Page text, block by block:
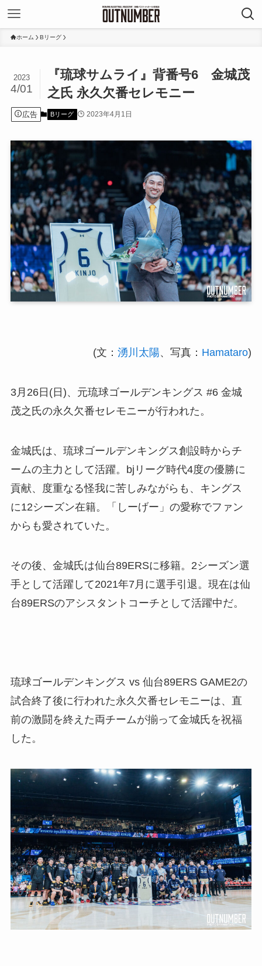
ホーム Bリーグ
『琉球サムライ』背番号6 金城茂
之氏 永久欠番セレモニー
2023
4/01
広告 Bリーグ 2023年4月1日
(文：湧川太陽、写真： Hamataro)
3月26日(日)、元琉球ゴールデンキングス #6 金城
茂之氏の永久欠番セレモニーが行われた。
金城氏は、琉球ゴールデンキングス創設時からチ
ームの主力として活躍。bjリーグ時代4度の優勝に
貢献、度重なる怪我に苦しみながらも、キングス
に12シーズン在籍。「しーげー」の愛称でファン
からも愛されていた。
その後、金城氏は仙台89ERSに移籍。2シーズン選
手として活躍して2021年7月に選手引退。現在は仙
台89ERSのアシスタントコーチとして活躍中だ。
琉球ゴールデンキングス vs 仙台89ERS GAME2の
試合終了後に行われた永久欠番セレモニーは、直
前の激闘を終えた両チームが揃って金城氏を祝福
した。